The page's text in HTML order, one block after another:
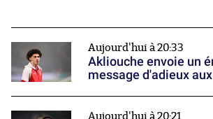
Aujourd'hui à 20:33
Akliouche envoie un
message d'adieux
Aujourd'hui à 20:21